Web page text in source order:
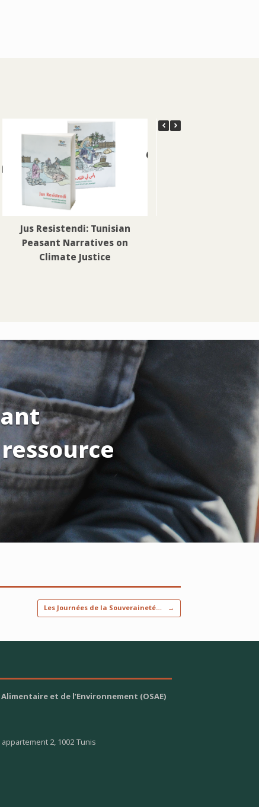
Jus Resistendi: Tunisian
Peasant Narratives on
Climate Justice
Les Journées de la Souveraineté… →
et de l’Environnement (OSAE)
2, 1002 Tunis